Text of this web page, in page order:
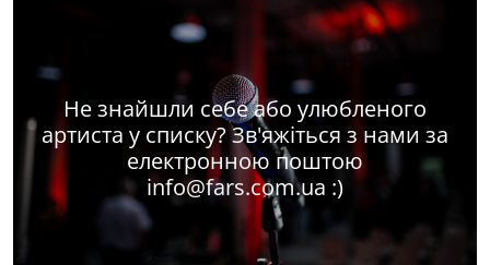
Не знайшли себе або улюбленого
артиста у списку? Зв'яжіться з нами за
електронною поштою
info@fars.com.ua :)